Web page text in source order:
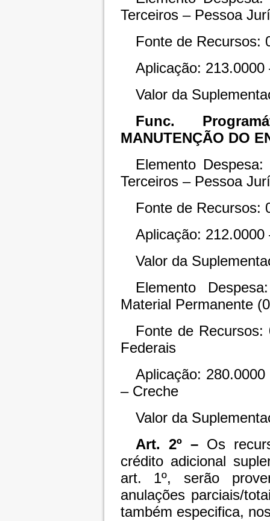
Terceiros – Pessoa
Fonte de Recursos:
Aplicação:
Valor da
Func.
MANUTENÇÃO DO
Elemento
Terceiros – Pessoa
Fonte de Recursos:
Aplicação:
Valor da
Elemento
Material Permanente
Fonte de
Federais
Aplicação:
– Creche
Valor da
Art. 2º –Os
crédito adicional
art. 1º, serão
anulações parciais/
também especifica,